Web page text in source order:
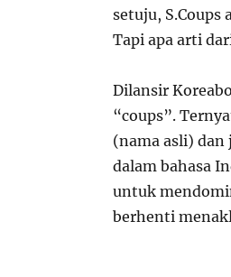
setuju,
Tapi apa arti
Dilansir
“coups”.
(nama asli) dan
dalam bahasa
untuk
berhenti